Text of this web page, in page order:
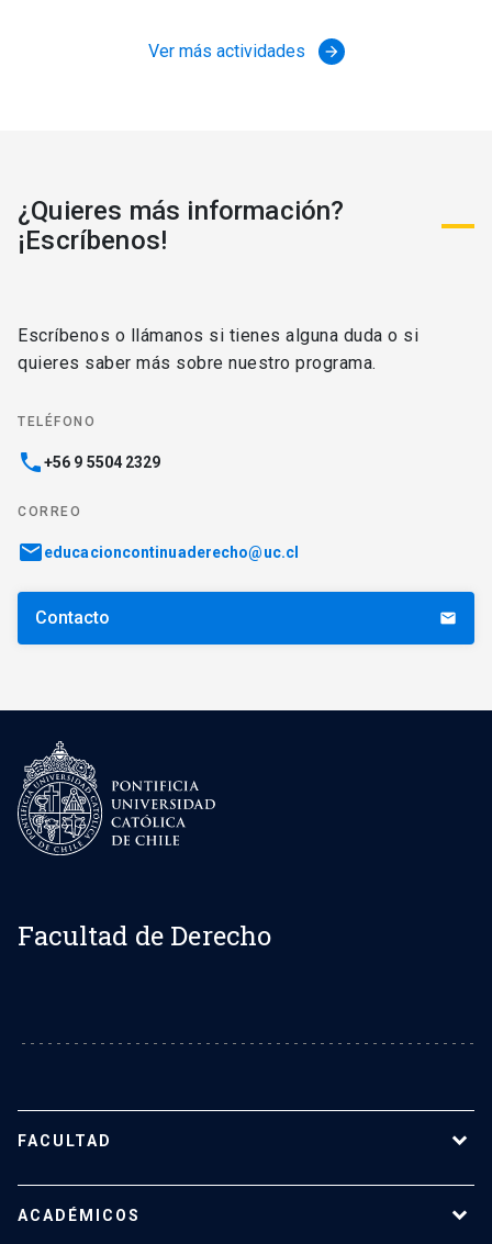
Ver más actividades arrow_forward
¿Quieres más información?
¡Escríbenos!
Escríbenos o llámanos si tienes alguna duda o si
quieres saber más sobre nuestro programa.
TELÉFONO
phone+56 9 5504 2329
CORREO
emaileducacioncontinuaderecho@uc.cl
Contacto email
Facultad de Derecho
FACULTAD
ACADÉMICOS